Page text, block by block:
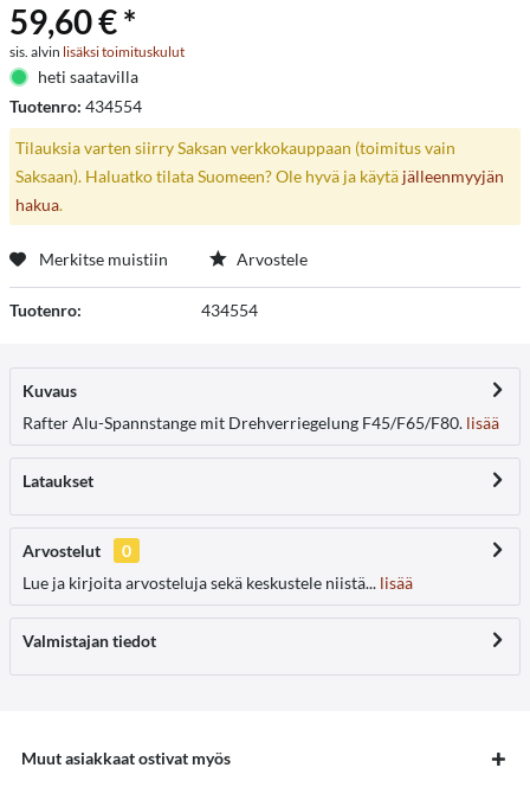
59,60 € *
sis. alvin lisäksi toimituskulut
heti saatavilla
Tuotenro: 434554
Tilauksia varten siirry Saksan verkkokauppaan (toimitus vain
Saksaan). Haluatko tilata Suomeen? Ole hyvä ja käytä jälleenmyyjän
hakua.
Merkitse muistiin Arvostele
Tuotenro: 434554
Kuvaus
Rafter Alu-Spannstange mit Drehverriegelung F45/F65/F80. lisää
Lataukset
Arvostelut
0
Lue ja kirjoita arvosteluja sekä keskustele niistä... lisää
Valmistajan tiedot
Muut asiakkaat ostivat myös